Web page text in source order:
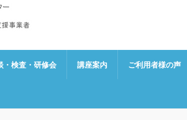
んたん）
・検査・研修会 講座案内 ご利用者様の声